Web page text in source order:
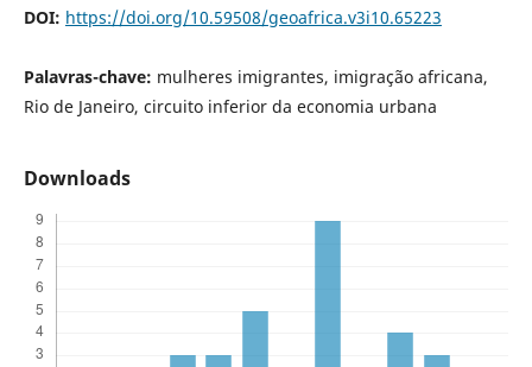
DOI: https://doi.org/10.59508/geoafrica.v3i10.65223
Palavras-chave: mulheres imigrantes, imigração africana,
Rio de Janeiro, circuito inferior da economia urbana
Downloads